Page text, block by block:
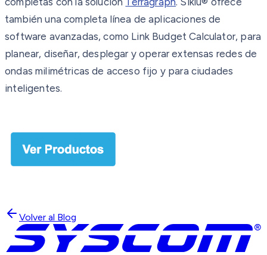
también una completa línea de aplicaciones de
software avanzadas, como Link Budget Calculator, para
planear, diseñar, desplegar y operar extensas redes de
ondas milimétricas de acceso fijo y para ciudades
inteligentes.
Volver al Blog